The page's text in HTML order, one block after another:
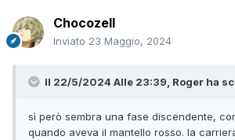
Chocozell
Inviato 23 Maggio, 2024
Il 22/5/2024 Alle 23:39, Roger ha
sì però sembra una fase discendente,
quando aveva il mantello rosso. la